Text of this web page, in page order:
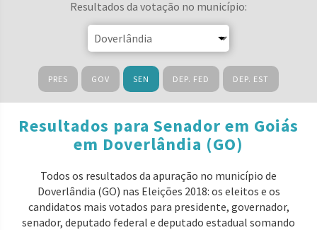
Resultados da votação no município:
PRES GOV SEN DEP. FED DEP. EST
Resultados para Senador em Goiás
em Doverlândia (GO)
Todos os resultados da apuração no município de
Doverlândia (GO) nas Eleições 2018: os eleitos e os
candidatos mais votados para presidente, governador,
senador, deputado federal e deputado estadual somando